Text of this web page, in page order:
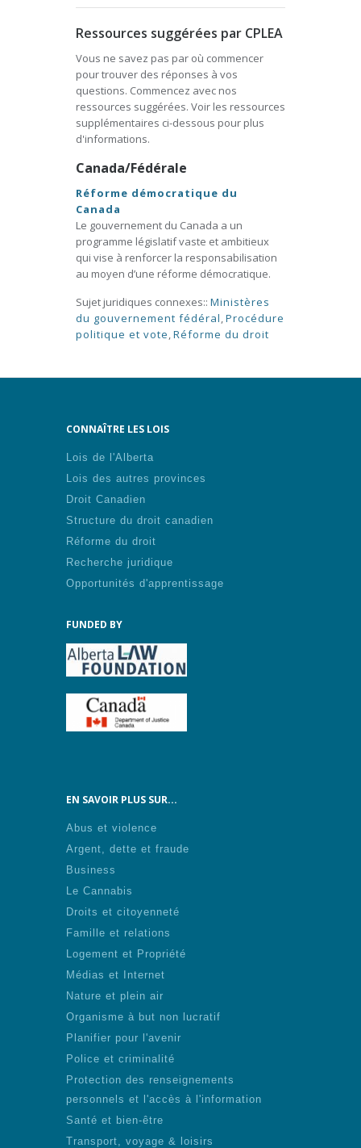
Ressources suggérées par CPLEA
Vous ne savez pas par où commencer
pour trouver des réponses à vos
questions. Commencez avec nos
ressources suggérées. Voir les ressources
supplémentaires ci-dessous pour plus
d'informations.
Canada/Fédérale
Réforme démocratique du
Canada
Le gouvernement du Canada a un
programme législatif vaste et ambitieux
qui vise à renforcer la responsabilisation
au moyen d’une réforme démocratique.
Sujet juridiques connexes:: Ministères
du gouvernement fédéral,Procédure
politique et vote,Réforme du droit
CONNAÎTRE LES LOIS
Lois de l'Alberta
Lois des autres provinces
Droit Canadien
Structure du droit canadien
Réforme du droit
Recherche juridique
Opportunités d'apprentissage
FUNDED BY
EN SAVOIR PLUS SUR...
Abus et violence
Argent, dette et fraude
Business
Le Cannabis
Droits et citoyenneté
Famille et relations
Logement et Propriété
Médias et Internet
Nature et plein air
Organisme à but non lucratif
Planifier pour l'avenir
Police et criminalité
Protection des renseignements
personnels et l'accès à l'information
Santé et bien-être
Transport, voyage & loisirs